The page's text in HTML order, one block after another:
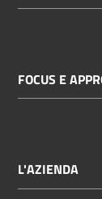
FOCUS E
L'AZIENDA